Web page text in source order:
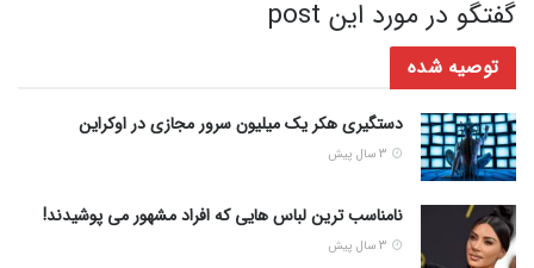
گفتگو در مورد این post
توصیه شده
دستگیری هکر یک میلیون سرور مجازی در اوکراین
نامناسب ترین لباس هایی که افراد مشهور می پوشیدند!